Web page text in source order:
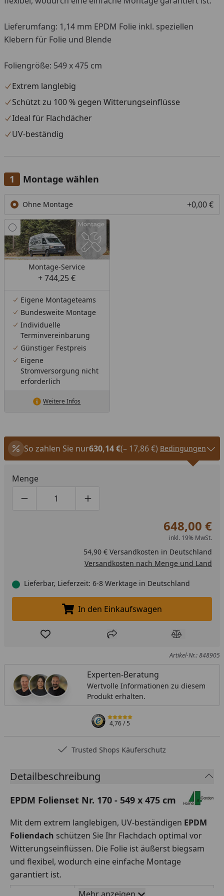
Lieferumfang: 1,14 mm EPDM Folie inkl. speziellen
Klebern für Folie und Blende
Foliengröße: 549 x 475 cm
Extrem langlebig
Schützt zu 100 % gegen Witterungseinflüsse
Ideal für Flachdächer
UV-beständig
Montage wählen
Ohne Montage +0,00 €
Montage-Service
+ 744,25 €
Eigene Montageteams
Bundesweite Montage
Individuelle
Terminvereinbarung
Günstiger Festpreis
Eigene
Stromversorgung nicht
erforderlich
Weitere Infos
So zahlen Sie nur630,14 €(– 17,86 €) Bedingungen
Menge
Produktmenge um eins verringern
Produktmenge manuell eingeben
Produktmenge um eins erhöhen
648,00 €
inkl. 19% MwSt.
54,90 € Versandkosten in Deutschland
Versandkosten nach Menge und Land
Lieferbar, Lieferzeit: 6-8 Werktage in Deutschland
In den Einkaufswagen legen
In den Einkaufswagen
Produkt zur Wunschliste hinzufügen
Teilen Produkt
Artikel-Nr.: 848905
Experten-Beratung
Wertvolle Informationen zu diesem
Produkt erhalten.
4,76/ 5
Trusted Shops Käuferschutz
Detailbeschreibung
EPDM Folienset Nr. 170 - 549 x 475 cm
Mit dem extrem langlebigen, UV-beständigen EPDM
Foliendach schützen Sie Ihr Flachdach optimal vor
Witterungseinflüssen. Die Folie ist äußerst biegsam
und flexibel, wodurch eine einfache Montage
garantiert ist.